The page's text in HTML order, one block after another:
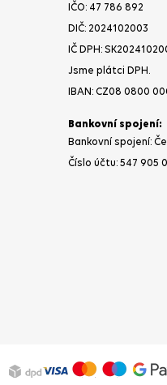
IČO: 47 786 892
DIČ: 2024102003
IČ DPH:
Jsme plátci DPH.
IBAN: CZ08 0800
Bankovní spojení:
Bankovní spojení:
Číslo účtu: 547 905